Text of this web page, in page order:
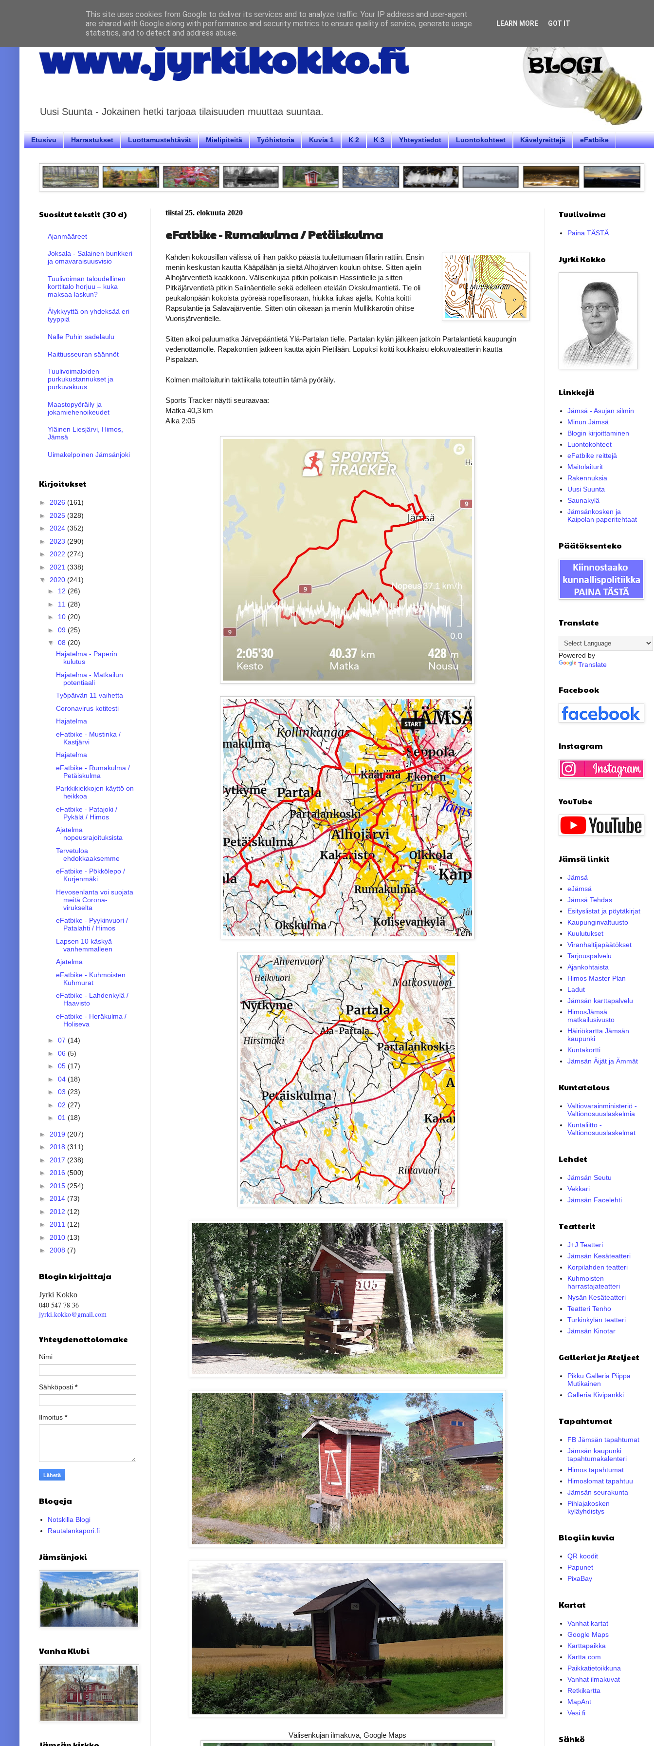
www.jyrkikokko.fi
Uusi Suunta - Jokainen hetki tarjoaa tilaisuuden muuttaa suuntaa.
Etusivu Harrastukset Luottamustehtävät Mielipiteitä Työhistoria Kuvia 1 K 2 K 3 Yhteystiedot Luontokohteet Kävelyreittejä eFatbike
tiistai 25. elokuuta 2020
eFatbike - Rumakulma / Petäiskulma
Kahden kokousillan välissä oli ihan pakko päästä tuulettumaan fillarin rattiin. Ensin
menin keskustan kautta Kääpälään ja sieltä Alhojärven koulun ohitse. Sitten ajelin
Alhojärventietä kaakkoon. Välisenkujaa pitkin polkaisin Hassintielle ja sitten
Pitkäjärventietä pitkin Salinäentielle sekä edelleen etelään Okskulmantietä. Tie oli
peukalonpään kokoista pyöreää ropellisoraan, hiukka liukas ajella. Kohta koitti
Rapsulantie ja Salavajärventie. Sitten otin oikeaan ja menin Mullikkarotin ohitse
Vuorisjärventielle.
Sitten alkoi paluumatka Järvepääntietä Ylä-Partalan tielle. Partalan kylän jälkeen jatkoin Partalantietä kaupungin
vedenottamolle. Rapakontien jatkeen kautta ajoin Pietilään. Lopuksi koitti koukkaisu elokuvateatterin kautta
Pispalaan.
Kolmen maitolaiturin taktiikalla toteuttiin tämä pyöräily.
Sports Tracker näytti seuraavaa:
Matka 40,3 km
Aika 2:05
Välisenkujan ilmakuva, Google Maps
Suositut tekstit (30 d)
Ajanmääreet
Joksala - Salainen bunkkeri
ja omavaraisuusvisio
Tuulivoiman taloudellinen
korttitalo horjuu – kuka
maksaa laskun?
Älykkyyttä on yhdeksää eri
tyyppiä
Nalle Puhin sadelaulu
Raittiusseuran säännöt
Tuulivoimaloiden
purkukustannukset ja
purkuvakuus
Maastopyöräily ja
jokamiehenoikeudet
Yläinen Liesjärvi, Himos,
Jämsä
Uimakelpoinen Jämsänjoki
Kirjoitukset
► 2026 (161)
► 2025 (328)
► 2024 (352)
► 2023 (290)
► 2022 (274)
► 2021 (338)
▼ 2020 (241)
► 12 (26)
► 11 (28)
► 10 (20)
► 09 (25)
▼ 08 (20)
Hajatelma - Paperin
kulutus
Hajatelma - Matkailun
potentiaali
Työpäivän 11 vaihetta
Coronavirus kotitesti
Hajatelma
eFatbike - Mustinka /
Kastjärvi
Hajatelma
eFatbike - Rumakulma /
Petäiskulma
Parkkikiekkojen käyttö on
heikkoa
eFatbike - Patajoki /
Pykälä / Himos
Ajatelma
nopeusrajoituksista
Tervetuloa
ehdokkaaksemme
eFatbike - Pökkölepo /
Kurjenmäki
Hevosenlanta voi suojata
meitä Corona-
virukselta
eFatbike - Pyykinvuori /
Patalahti / Himos
Lapsen 10 käskyä
vanhemmalleen
Ajatelma
eFatbike - Kuhmoisten
Kuhmurat
eFatbike - Lahdenkylä /
Haavisto
eFatbike - Heräkulma /
Holiseva
► 07 (14)
► 06 (5)
► 05 (17)
► 04 (18)
► 03 (23)
► 02 (27)
► 01 (18)
► 2019 (207)
► 2018 (311)
► 2017 (238)
► 2016 (500)
► 2015 (254)
► 2014 (73)
► 2012 (12)
► 2011 (12)
► 2010 (13)
► 2008 (7)
Blogin kirjoittaja
Jyrki Kokko
040 547 78 36
jyrki.kokko@gmail.com
Yhteydenottolomake
Nimi
Sähköposti *
Ilmoitus *
Blogeja
Notskilla Blogi
Rautalankapori.fi
Jämsänjoki
Vanha Klubi
Tuulivoima
Paina TÄSTÄ
Jyrki Kokko
Linkkejä
Jämsä - Asujan silmin
Minun Jämsä
Blogin kirjoittaminen
Luontokohteet
eFatbike reittejä
Maitolaiturit
Rakennuksia
Uusi Suunta
Saunakylä
Jämsänkosken ja
Kaipolan paperitehtaat
Päätöksenteko
Translate
Powered by
Translate
Facebook
Instagram
YouTube
Jämsä linkit
Jämsä
eJämsä
Jämsä Tehdas
Esityslistat ja pöytäkirjat
Kaupunginvaltuusto
Kuulutukset
Viranhaltijapäätökset
Tarjouspalvelu
Ajankohtaista
Himos Master Plan
Ladut
Jämsän karttapalvelu
HimosJämsä
matkailusivusto
Häiriökartta Jämsän
kaupunki
Kuntakortti
Jämsän Äijät ja Ämmät
Kuntatalous
Valtiovarainministeriö -
Valtionosuuslaskelmia
Kuntaliitto -
Valtionosuuslaskelmat
Lehdet
Jämsän Seutu
Vekkari
Jämsän Facelehti
Teatterit
J+J Teatteri
Jämsän Kesäteatteri
Korpilahden teatteri
Kuhmoisten
harrastajateatteri
Nysän Kesäteatteri
Teatteri Tenho
Turkinkylän teatteri
Jämsän Kinotar
Galleriat ja Ateljeet
Pikku Galleria Piippa
Mutikainen
Galleria Kivipankki
Tapahtumat
FB Jämsän tapahtumat
Jämsän kaupunki
tapahtumakalenteri
Himos tapahtumat
Himoslomat tapahtuu
Jämsän seurakunta
Pihlajakosken
kyläyhdistys
Blogiin kuvia
QR koodit
Papunet
PixaBay
Kartat
Vanhat kartat
Google Maps
Karttapaikka
Kartta.com
Paikkatietoikkuna
Vanhat ilmakuvat
Retkikartta
MapAnt
Vesi.fi
Sähkö
This site uses cookies from Google to deliver its services and to analyze traffic. Your IP address and user-agent
are shared with Google along with performance and security metrics to ensure quality of service, generate usage
statistics, and to detect and address abuse.
LEARN MORE GOT IT